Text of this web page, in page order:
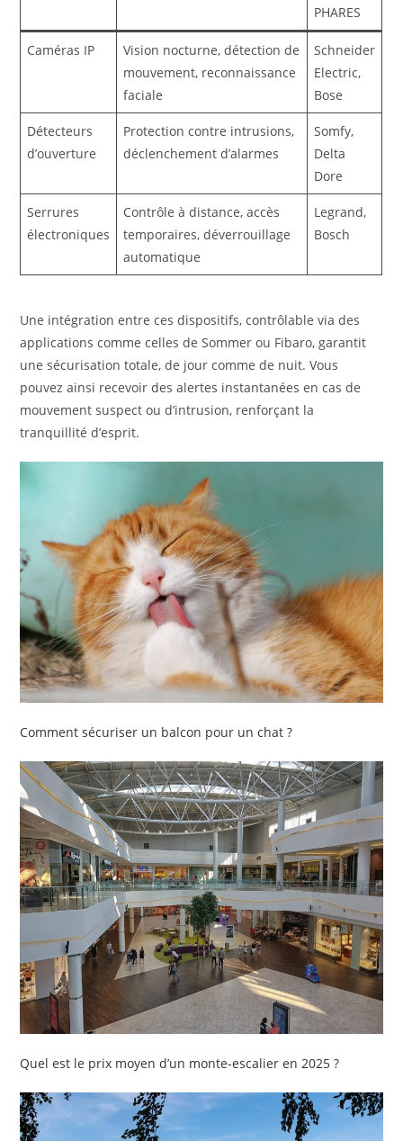
PHARES
Caméras IP
Vision nocturne, détection de
mouvement, reconnaissance
faciale
Schneider
Electric,
Bose
Détecteurs
d’ouverture
Protection contre intrusions,
déclenchement d’alarmes
Somfy,
Delta
Dore
Serrures
électroniques
Contrôle à distance, accès
temporaires, déverrouillage
automatique
Legrand,
Bosch
Une intégration entre ces dispositifs, contrôlable via des
applications comme celles de Sommer ou Fibaro, garantit
une sécurisation totale, de jour comme de nuit. Vous
pouvez ainsi recevoir des alertes instantanées en cas de
mouvement suspect ou d’intrusion, renforçant la
tranquillité d’esprit.
Comment sécuriser un balcon pour un chat ?
Quel est le prix moyen d’un monte-escalier en 2025 ?